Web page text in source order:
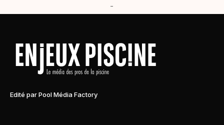
-
Edité par Pool Média Factory